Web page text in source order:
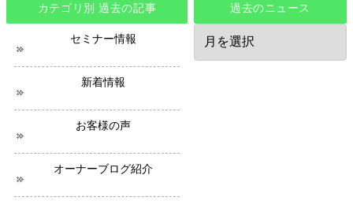
カテゴリ別 過去の記事
セミナー情報
新着情報
お客様の声
オーナーブログ紹介
過去のニュース
過
の